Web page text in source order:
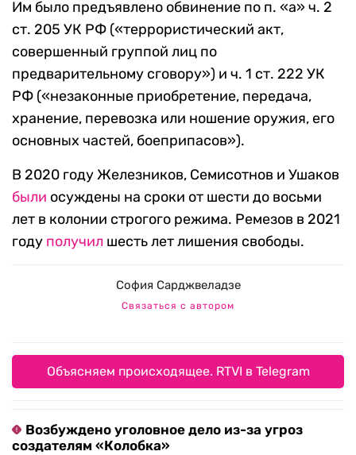
Им было предъявлено обвинение по п. «а» ч. 2
ст. 205 УК РФ («террористический акт,
совершенный группой лиц по
предварительному сговору») и ч. 1 ст. 222 УК
РФ («незаконные приобретение, передача,
хранение, перевозка или ношение оружия, его
основных частей, боеприпасов»).
В 2020 году Железников, Семисотнов и Ушаков
были осуждены на сроки от шести до восьми
лет в колонии строгого режима. Ремезов в 2021
году получил шесть лет лишения свободы.
София Сарджвеладзе
Связаться с автором
Объясняем происходящее. RTVI в Telegram
Возбуждено уголовное дело из-за угроз
создателям «Колобка»